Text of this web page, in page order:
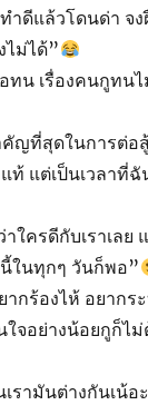
ำดีแล้วโดนด่า จง
ไม่ได้”
ทน เรื่องคนกูทน
คัญที่สุดในการต่อ
ท้ แต่เป็นเวลาที่
ใครดีกับเราเลย
นี้ในทุกๆ วันก็พอ”
ากร้องไห้ อยากร
ใจอย่างน้อยกูก็ไ
รามันต่างกันเน้อ